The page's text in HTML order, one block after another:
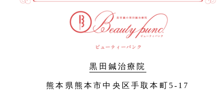
黒田鍼治療院
熊本県熊本市中央区手取本町5-17